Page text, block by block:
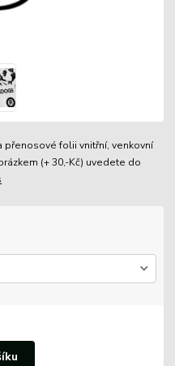
přenosové folii vnitřní, venkovní
(+ 30,-Kč) uvedete do